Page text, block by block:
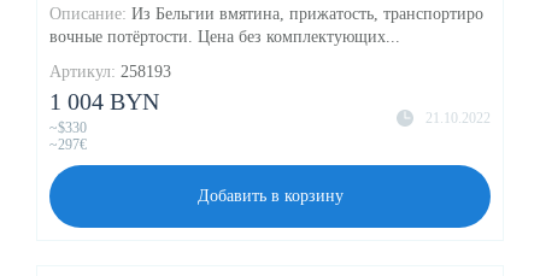
Описание: Из Бельгии вмятина, прижатость, транспортиро
вочные потёртости. Цена без комплектующих...
Артикул: 258193
21.10.2022
1 004 BYN
~$330
~297€
Добавить в корзину